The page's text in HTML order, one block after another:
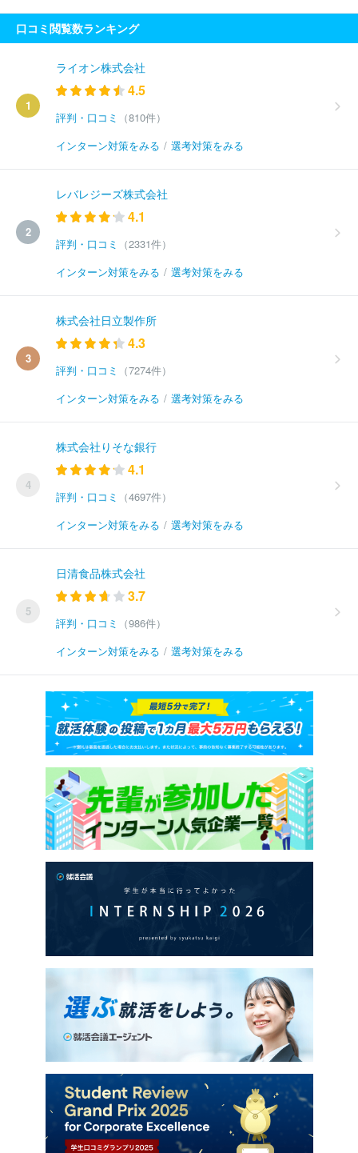
口コミ閲覧数ランキング
1
ライオン株式会社
4.5
評判・口コミ
（810件）
インターン対策をみる / 選考対策をみる
2
レバレジーズ株式会社
4.1
評判・口コミ
（2331件）
インターン対策をみる / 選考対策をみる
3
株式会社日立製作所
4.3
評判・口コミ
（7274件）
インターン対策をみる / 選考対策をみる
4
株式会社りそな銀行
4.1
評判・口コミ
（4697件）
インターン対策をみる / 選考対策をみる
5
日清食品株式会社
3.7
評判・口コミ
（986件）
インターン対策をみる / 選考対策をみる